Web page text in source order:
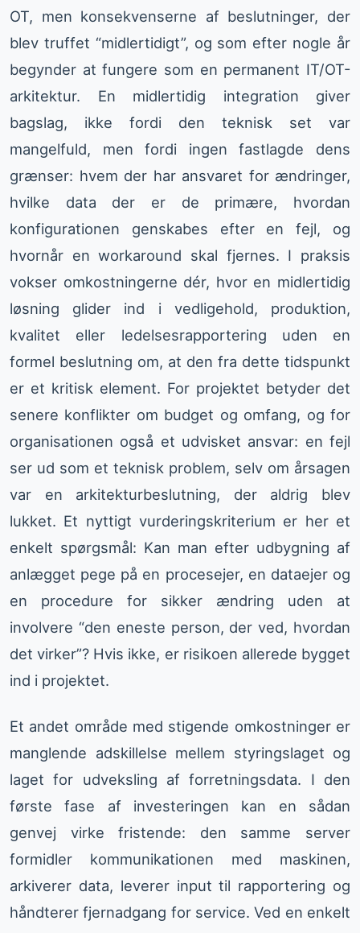
OT, men konsekvenserne af beslutninger, der
blev truffet “midlertidigt”, og som efter nogle år
begynder at fungere som en permanent IT/OT-
arkitektur. En midlertidig integration giver
bagslag, ikke fordi den teknisk set var
mangelfuld, men fordi ingen fastlagde dens
grænser: hvem der har ansvaret for ændringer,
hvilke data der er de primære, hvordan
konfigurationen genskabes efter en fejl, og
hvornår en workaround skal fjernes. I praksis
vokser omkostningerne dér, hvor en midlertidig
løsning glider ind i vedligehold, produktion,
kvalitet eller ledelsesrapportering uden en
formel beslutning om, at den fra dette tidspunkt
er et kritisk element. For projektet betyder det
senere konflikter om budget og omfang, og for
organisationen også et udvisket ansvar: en fejl
ser ud som et teknisk problem, selv om årsagen
var en arkitekturbeslutning, der aldrig blev
lukket. Et nyttigt vurderingskriterium er her et
enkelt spørgsmål: Kan man efter udbygning af
anlægget pege på en procesejer, en dataejer og
en procedure for sikker ændring uden at
involvere “den eneste person, der ved, hvordan
det virker”? Hvis ikke, er risikoen allerede bygget
ind i projektet.
Et andet område med stigende omkostninger er
manglende adskillelse mellem styringslaget og
laget for udveksling af forretningsdata. I den
første fase af investeringen kan en sådan
genvej virke fristende: den samme server
formidler kommunikationen med maskinen,
arkiverer data, leverer input til rapportering og
håndterer fjernadgang for service. Ved en enkelt